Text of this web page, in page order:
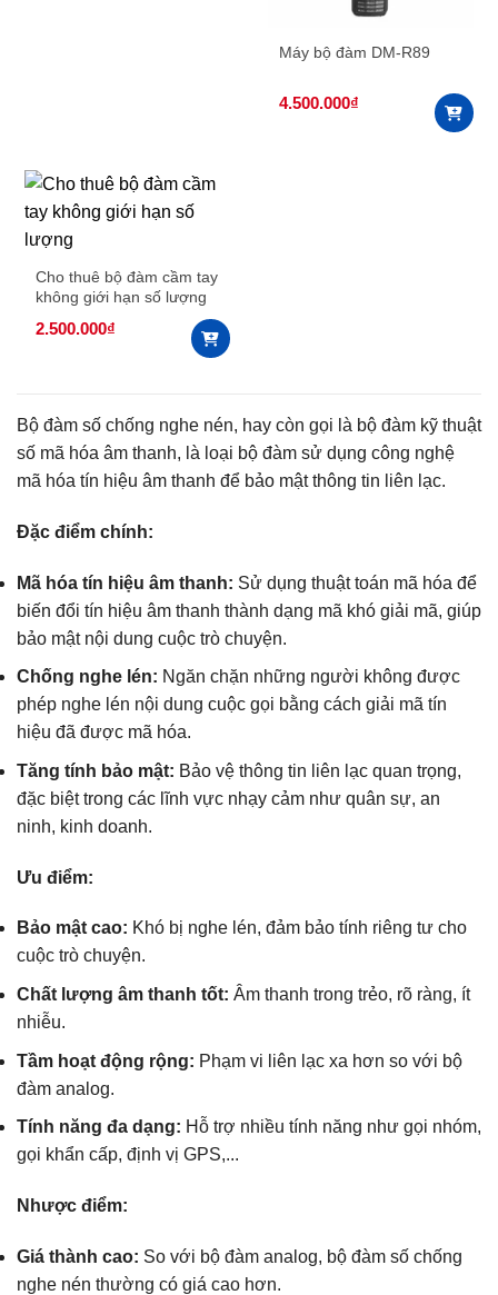
Máy bộ đàm DM-R89
4.500.000₫
Cho thuê bộ đàm cầm tay
không giới hạn số lượng
2.500.000₫
Bộ đàm số chống nghe nén, hay còn gọi là bộ đàm kỹ thuật
số mã hóa âm thanh, là loại bộ đàm sử dụng công nghệ
mã hóa tín hiệu âm thanh để bảo mật thông tin liên lạc.
Đặc điểm chính:
Mã hóa tín hiệu âm thanh: Sử dụng thuật toán mã hóa để
biến đổi tín hiệu âm thanh thành dạng mã khó giải mã, giúp
bảo mật nội dung cuộc trò chuyện.
Chống nghe lén: Ngăn chặn những người không được
phép nghe lén nội dung cuộc gọi bằng cách giải mã tín
hiệu đã được mã hóa.
Tăng tính bảo mật: Bảo vệ thông tin liên lạc quan trọng,
đặc biệt trong các lĩnh vực nhạy cảm như quân sự, an
ninh, kinh doanh.
Ưu điểm:
Bảo mật cao: Khó bị nghe lén, đảm bảo tính riêng tư cho
cuộc trò chuyện.
Chất lượng âm thanh tốt: Âm thanh trong trẻo, rõ ràng, ít
nhiễu.
Tầm hoạt động rộng: Phạm vi liên lạc xa hơn so với bộ
đàm analog.
Tính năng đa dạng: Hỗ trợ nhiều tính năng như gọi nhóm,
gọi khẩn cấp, định vị GPS,...
Nhược điểm:
Giá thành cao: So với bộ đàm analog, bộ đàm số chống
nghe nén thường có giá cao hơn.